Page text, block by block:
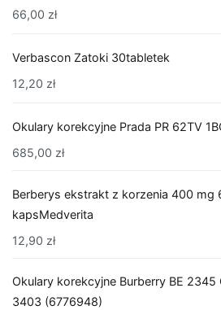
66,00 zł
Verbascon Zatoki 30tabletek
12,20 zł
Okulary korekcyjne Prada PR 62TV
685,00 zł
Berberys ekstrakt z korzenia 400 mg
kapsMedverita
12,90 zł
Okulary korekcyjne Burberry BE 2345
3403 (6776948)